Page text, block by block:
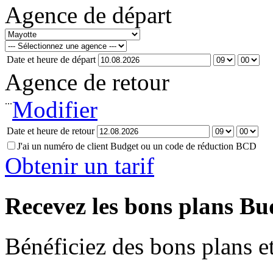
Agence de départ
Date et heure de départ
Agence de retour
...Modifier
Date et heure de retour
J'ai un numéro de client Budget ou un code de réduction BCD
Obtenir un tarif
Recevez les bons plans
Bénéficiez des bons plans